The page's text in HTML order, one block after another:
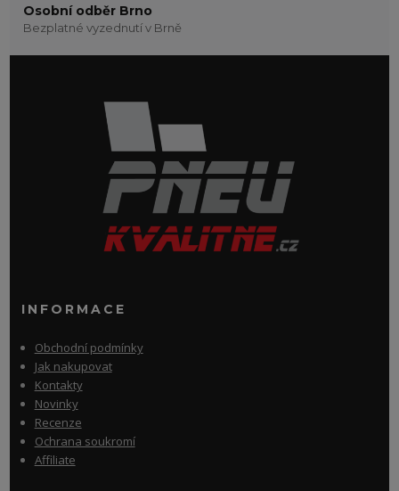
Osobní odběr Brno
Bezplatné vyzednutí v Brně
INFORMACE
Obchodní podmínky
Jak nakupovat
Kontakty
Novinky
Recenze
Ochrana soukromí
Affiliate